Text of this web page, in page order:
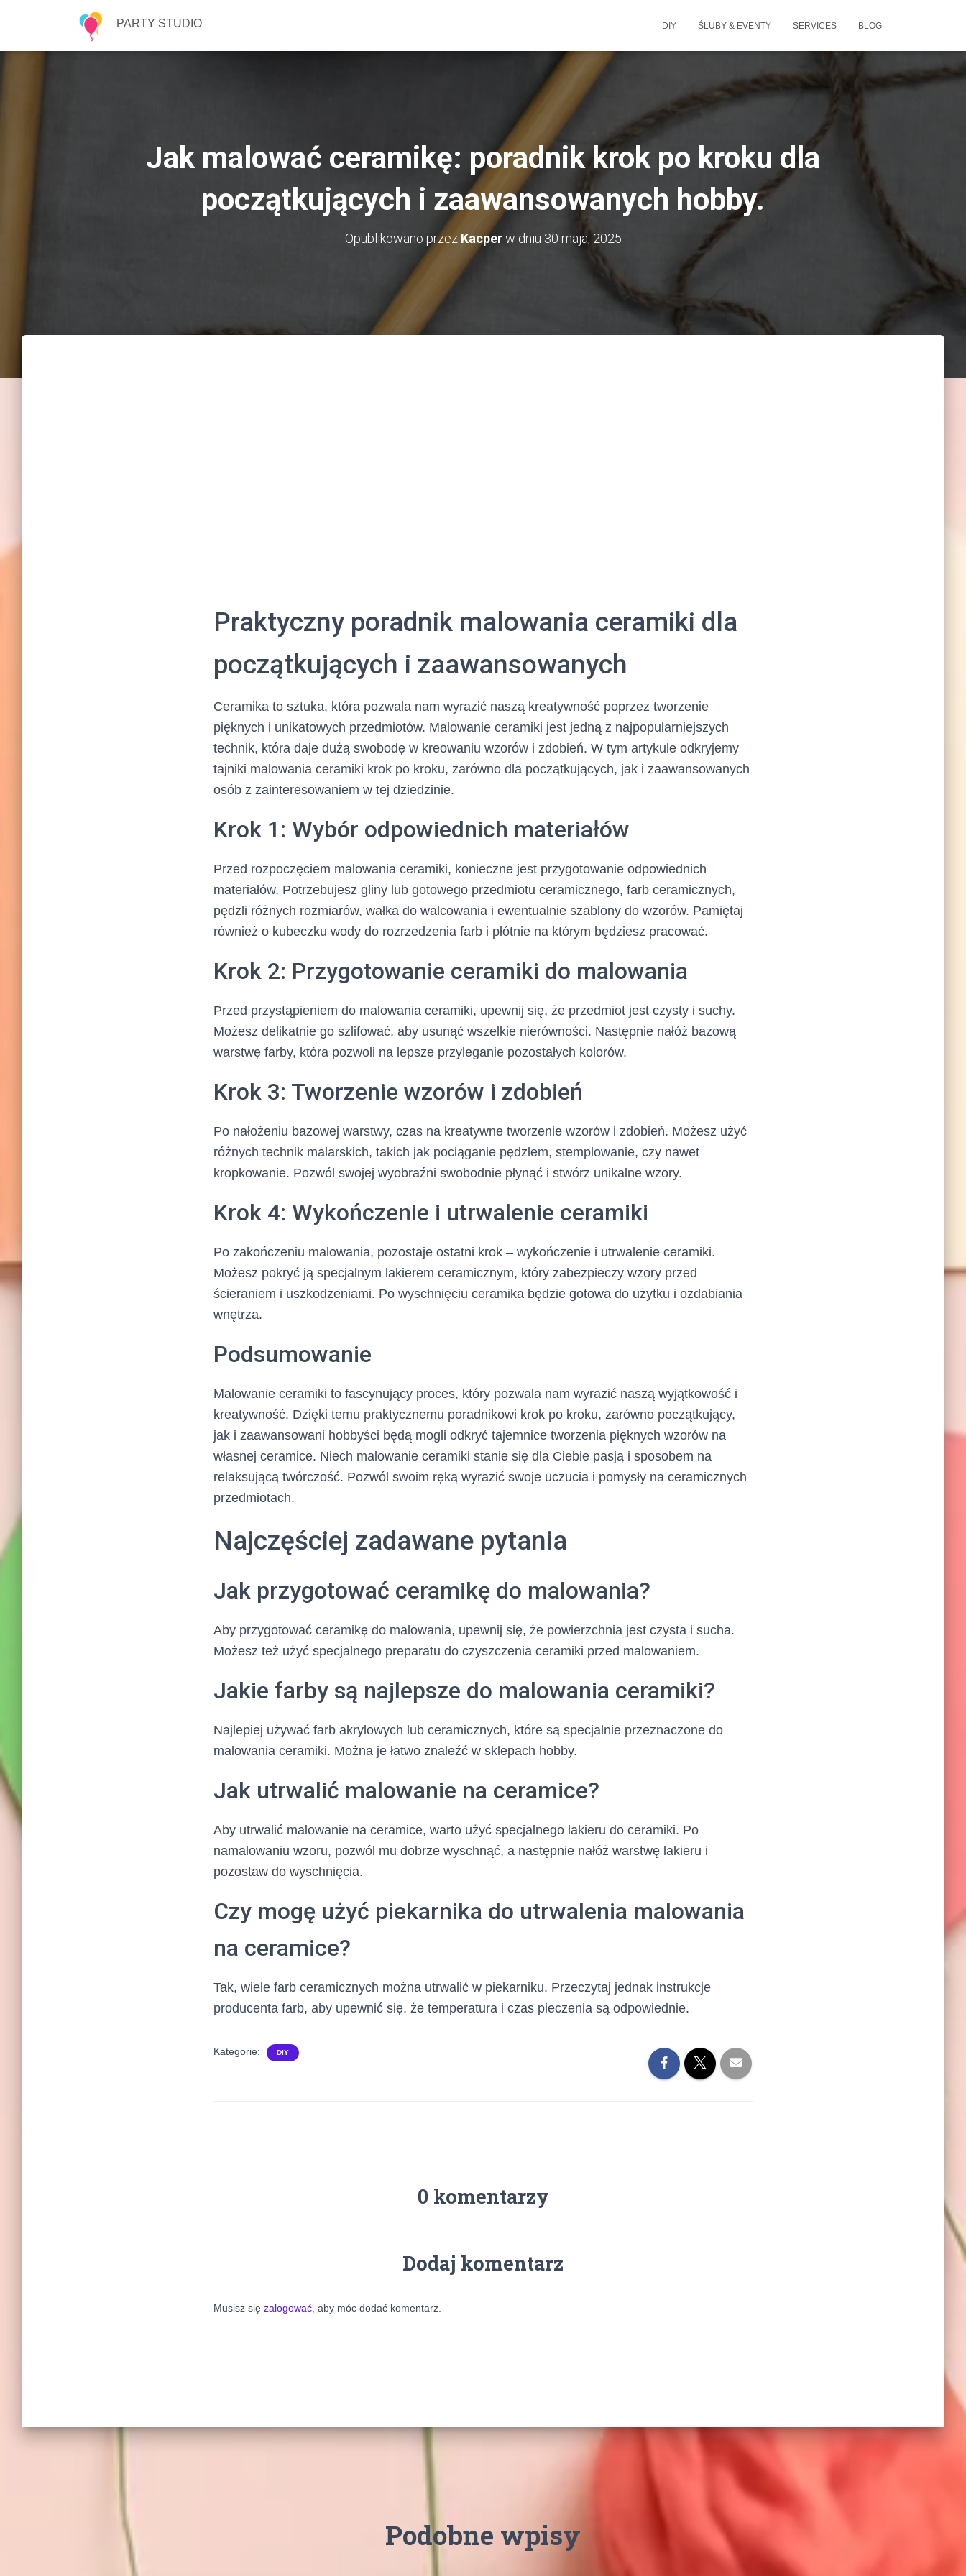
PARTY STUDIO DIY ŚLUBY & EVENTY SERVICES BLOG
Jak malować ceramikę: poradnik krok po kroku dla
początkujących i zaawansowanych hobby.
Opublikowano przez Kacperw dniu 30 maja, 2025
Praktyczny poradnik malowania ceramiki dla
początkujących i zaawansowanych
Ceramika to sztuka, która pozwala nam wyrazić naszą kreatywność poprzez tworzenie
pięknych i unikatowych przedmiotów. Malowanie ceramiki jest jedną z najpopularniejszych
technik, która daje dużą swobodę w kreowaniu wzorów i zdobień. W tym artykule odkryjemy
tajniki malowania ceramiki krok po kroku, zarówno dla początkujących, jak i zaawansowanych
osób z zainteresowaniem w tej dziedzinie.
Krok 1: Wybór odpowiednich materiałów
Przed rozpoczęciem malowania ceramiki, konieczne jest przygotowanie odpowiednich
materiałów. Potrzebujesz gliny lub gotowego przedmiotu ceramicznego, farb ceramicznych,
pędzli różnych rozmiarów, wałka do walcowania i ewentualnie szablony do wzorów. Pamiętaj
również o kubeczku wody do rozrzedzenia farb i płótnie na którym będziesz pracować.
Krok 2: Przygotowanie ceramiki do malowania
Przed przystąpieniem do malowania ceramiki, upewnij się, że przedmiot jest czysty i suchy.
Możesz delikatnie go szlifować, aby usunąć wszelkie nierówności. Następnie nałóż bazową
warstwę farby, która pozwoli na lepsze przyleganie pozostałych kolorów.
Krok 3: Tworzenie wzorów i zdobień
Po nałożeniu bazowej warstwy, czas na kreatywne tworzenie wzorów i zdobień. Możesz użyć
różnych technik malarskich, takich jak pociąganie pędzlem, stemplowanie, czy nawet
kropkowanie. Pozwól swojej wyobraźni swobodnie płynąć i stwórz unikalne wzory.
Krok 4: Wykończenie i utrwalenie ceramiki
Po zakończeniu malowania, pozostaje ostatni krok – wykończenie i utrwalenie ceramiki.
Możesz pokryć ją specjalnym lakierem ceramicznym, który zabezpieczy wzory przed
ścieraniem i uszkodzeniami. Po wyschnięciu ceramika będzie gotowa do użytku i ozdabiania
wnętrza.
Podsumowanie
Malowanie ceramiki to fascynujący proces, który pozwala nam wyrazić naszą wyjątkowość i
kreatywność. Dzięki temu praktycznemu poradnikowi krok po kroku, zarówno początkujący,
jak i zaawansowani hobbyści będą mogli odkryć tajemnice tworzenia pięknych wzorów na
własnej ceramice. Niech malowanie ceramiki stanie się dla Ciebie pasją i sposobem na
relaksującą twórczość. Pozwól swoim ręką wyrazić swoje uczucia i pomysły na ceramicznych
przedmiotach.
Najczęściej zadawane pytania
Jak przygotować ceramikę do malowania?
Aby przygotować ceramikę do malowania, upewnij się, że powierzchnia jest czysta i sucha.
Możesz też użyć specjalnego preparatu do czyszczenia ceramiki przed malowaniem.
Jakie farby są najlepsze do malowania ceramiki?
Najlepiej używać farb akrylowych lub ceramicznych, które są specjalnie przeznaczone do
malowania ceramiki. Można je łatwo znaleźć w sklepach hobby.
Jak utrwalić malowanie na ceramice?
Aby utrwalić malowanie na ceramice, warto użyć specjalnego lakieru do ceramiki. Po
namalowaniu wzoru, pozwól mu dobrze wyschnąć, a następnie nałóż warstwę lakieru i
pozostaw do wyschnięcia.
Czy mogę użyć piekarnika do utrwalenia malowania
na ceramice?
Tak, wiele farb ceramicznych można utrwalić w piekarniku. Przeczytaj jednak instrukcje
producenta farb, aby upewnić się, że temperatura i czas pieczenia są odpowiednie.
Kategorie: DIY
0 komentarzy
Dodaj komentarz
Musisz się zalogować , aby móc dodać komentarz.
Podobne wpisy